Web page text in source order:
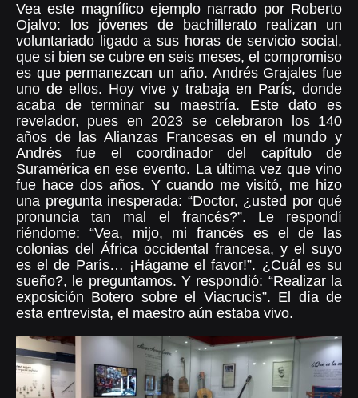
Vea este magnífico ejemplo narrado por Roberto
Ojalvo: los jóvenes de bachillerato realizan un
voluntariado ligado a sus horas de servicio social,
que si bien se cubre en seis meses, el compromiso
es que permanezcan un año. Andrés Grajales fue
uno de ellos. Hoy vive y trabaja en París, donde
acaba de terminar su maestría. Este dato es
revelador, pues en 2023 se celebraron los 140
años de las Alianzas Francesas en el mundo y
Andrés fue el coordinador del capítulo de
Suramérica en ese evento. La última vez que vino
fue hace dos años. Y cuando me visitó, me hizo
una pregunta inesperada: “Doctor, ¿usted por qué
pronuncia tan mal el francés?”. Le respondí
riéndome: “Vea, mijo, mi francés es el de las
colonias del África occidental francesa, y el suyo
es el de París… ¡Hágame el favor!”. ¿Cuál es su
sueño?, le preguntamos. Y respondió: “Realizar la
exposición Botero sobre el Viacrucis”. El día de
esta entrevista, el maestro aún estaba vivo.